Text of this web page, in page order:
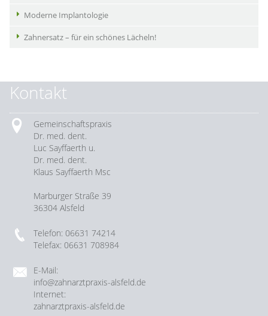
Moderne Implantologie
Zahnersatz – für ein schönes Lächeln!
Kontakt
Gemeinschaftspraxis
Dr. med. dent.
Luc Sayffaerth u.
Dr. med. dent.
Klaus Sayffaerth Msc
Marburger Straße 39
36304 Alsfeld
Telefon: 06631 74214
Telefax: 06631 708984
E-Mail:
info@zahnarztpraxis-alsfeld.de
Internet:
zahnarztpraxis-alsfeld.de